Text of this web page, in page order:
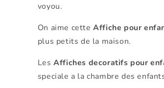
voyou.
On aime cetteAffiche pour
plus petits de la maison.
LesAffiches decoratifs pour
speciale a la chambre des